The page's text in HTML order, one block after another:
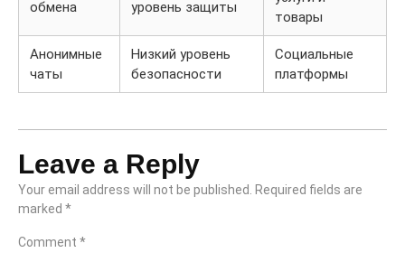
обмена
уровень защиты
товары
Анонимные
чаты
Низкий уровень
безопасности
Социальные
платформы
Leave a Reply
Your email address will not be published.
Required fields are
marked *
Comment *